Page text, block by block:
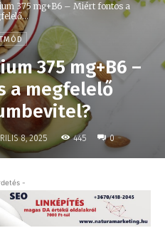
375 mg+B6 – Miért fontos a
375 mg+B6 –
a megfelelő
8, 2025 445 0
-